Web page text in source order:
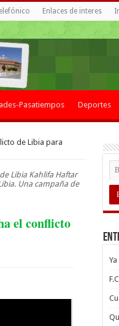
Enlaces de interes
Pasatiempos Deportes
de Libia para
Libia Kahlifa Haftar
Una campaña de
el conflicto